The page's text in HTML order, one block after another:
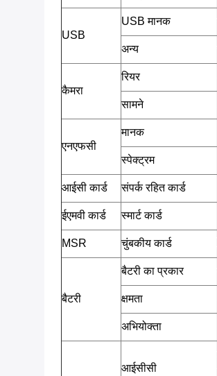
USB
USB मानक
अन्य
कैमरा
रियर
सामने
एनएफसी
मानक
स्पेक्ट्रम
आईसी कार्ड संपर्क रहित कार्ड
ईएमवी कार्ड
स्मार्ट कार्ड
MSR चुंबकीय कार्ड
बैटरी
बैटरी का प्रकार
क्षमता
अभियोक्ता
आईसीसी